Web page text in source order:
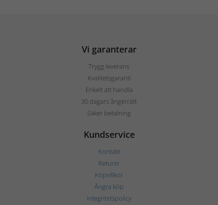
Vi garanterar
Trygg leverans
Kvalitetsgaranti
Enkelt att handla
30 dagars ångerrätt
Säker betalning
Kundservice
Kontakt
Returer
Köpvillkor
Ångra köp
Integritetspolicy